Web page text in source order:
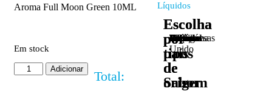
Líquidos
Escolha
por
tipos
de
Sabor
Tabaco
Frutas
Bebidas
Frescos
Sobremesas
Escolha
por
país
de
origem
Portugal
Alemanha
USA
Reino
Unido
Canadá
França
Malásia
Filipinas
Espanha
Polónia
Grécia
Aroma Full Moon Green 10ML
Em stock
Adicionar Total: